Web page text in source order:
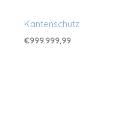
Kantenschutz
€999.999,99